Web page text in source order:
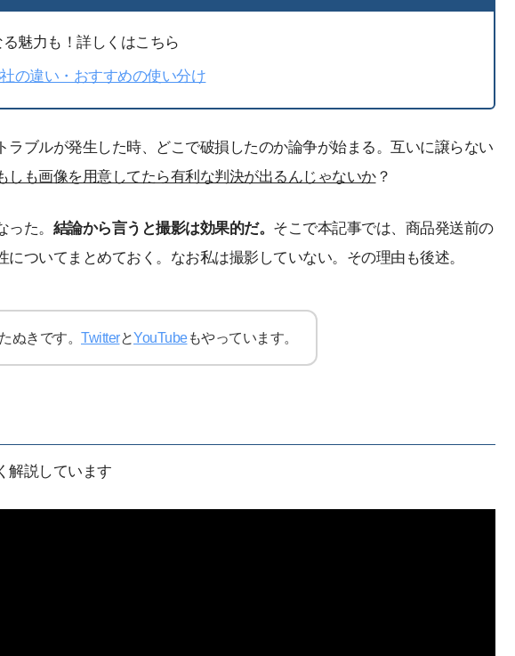
魅力も！詳しくはこちら
の違い・おすすめの使い分け
ラブルが発生した時、どこで破損したのか論争が始まる。互いに譲らない
しも画像を用意してたら有利な判決が出るんじゃないか？
た。 結論から言うと撮影は効果的だ。 そこで本記事では、商品発送前の
についてまとめておく。なお私は撮影していない。その理由も後述。
ぬきです。 TwitterとYouTubeもやっています。
解説しています